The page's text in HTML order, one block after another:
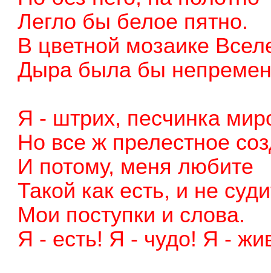
Легло бы белое пятно.
В цветной мозаике
Дыра была бы
Я - штрих, песчинка
Но все ж прелестное
И потому, меня любите
Такой как есть, и не
Мои поступки и слова.
Я - есть! Я - чудо! Я -